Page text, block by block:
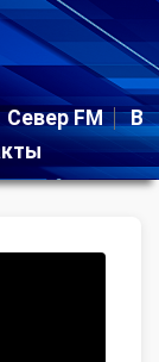
Север FM
В